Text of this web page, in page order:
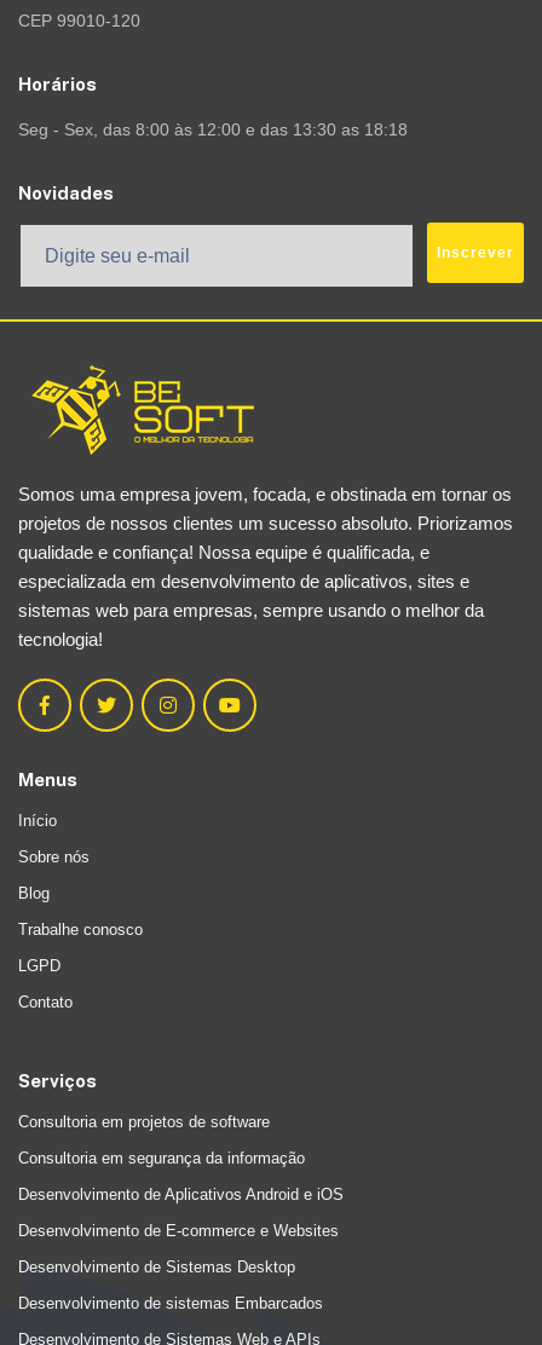
CEP 99010-120
Horários
Seg - Sex, das 8:00 às 12:00 e das 13:30 as 18:18
Novidades
Inscrever
Somos uma empresa jovem, focada, e obstinada em tornar os
projetos de nossos clientes um sucesso absoluto. Priorizamos
qualidade e confiança! Nossa equipe é qualificada, e
especializada em desenvolvimento de aplicativos, sites e
sistemas web para empresas, sempre usando o melhor da
tecnologia!
Menus
Início
Sobre nós
Blog
Trabalhe conosco
LGPD
Contato
Serviços
Consultoria em projetos de software
Consultoria em segurança da informação
Desenvolvimento de Aplicativos Android e iOS
Desenvolvimento de E-commerce e Websites
Desenvolvimento de Sistemas Desktop
Desenvolvimento de sistemas Embarcados
Desenvolvimento de Sistemas Web e APIs